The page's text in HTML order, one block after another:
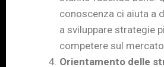
conoscenza ci aiuta a
a sviluppare strategie
competere sul
Orientamento delle